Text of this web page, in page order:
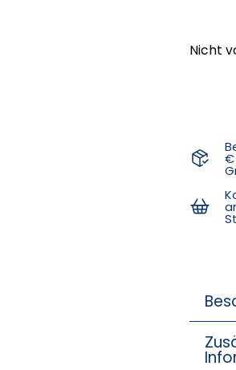
Nicht
€